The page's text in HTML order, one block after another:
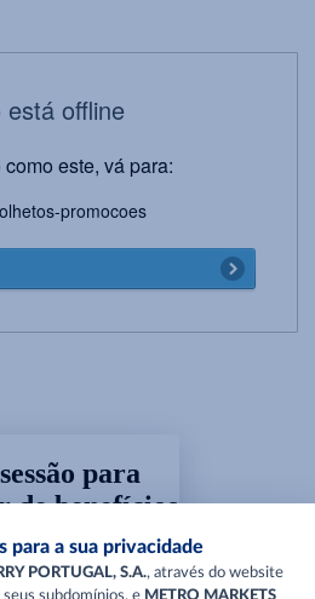
está offline
este, vá para:
promocoes
para
de benefícios
a conteúdo